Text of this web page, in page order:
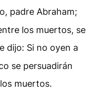
padre Abraham;
los muertos, se
dijo: Si no oyen a
se persuadirán
muertos.